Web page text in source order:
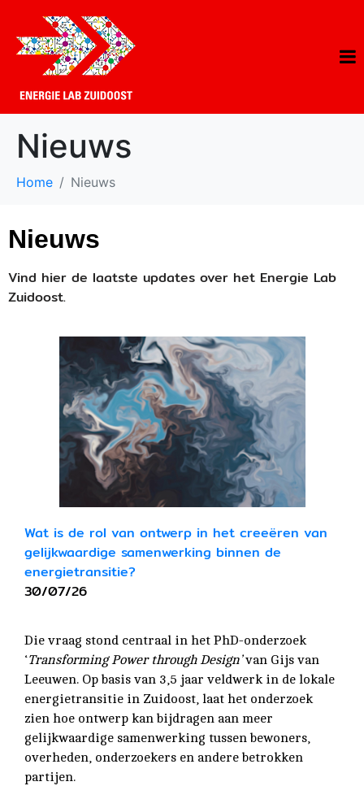
Nieuws
Home Nieuws
Nieuws
Vind hier de laatste updates over het Energie Lab
Zuidoost.
Wat is de rol van ontwerp in het creeëren van
gelijkwaardige samenwerking binnen de
energietransitie?
30/07/26
Die vraag stond centraal in het PhD-onderzoek
‘Transforming Power through Design’van Gijs van
Leeuwen. Op basis van 3,5 jaar veldwerk in de lokale
energietransitie in Zuidoost, laat het onderzoek
zien hoe ontwerp kan bijdragen aan meer
gelijkwaardige samenwerking tussen bewoners,
overheden, onderzoekers en andere betrokken
partijen.